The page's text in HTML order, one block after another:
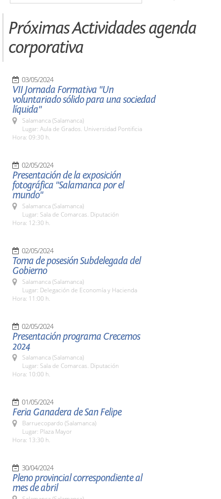
Próximas Actividades agenda
corporativa
03/05/2024
VII Jornada Formativa "Un
voluntariado sólido para una sociedad
líquida"
Salamanca (Salamanca)
Lugar: Aula de Grados. Universidad Pontificia
Hora: 09:30 h.
02/05/2024
Presentación de la exposición
fotográfica "Salamanca por el
mundo"
Salamanca (Salamanca)
Lugar: Sala de Comarcas. Diputación
Hora: 12:30 h.
02/05/2024
Toma de posesión Subdelegada del
Gobierno
Salamanca (Salamanca)
Lugar: Delegación de Economía y Hacienda
Hora: 11:00 h.
02/05/2024
Presentación programa Crecemos
2024
Salamanca (Salamanca)
Lugar: Sala de Comarcas. Diputación
Hora: 10:00 h.
01/05/2024
Feria Ganadera de San Felipe
Barruecopardo (Salamanca)
Lugar: Plaza Mayor
Hora: 13:30 h.
30/04/2024
Pleno provincial correspondiente al
mes de abril